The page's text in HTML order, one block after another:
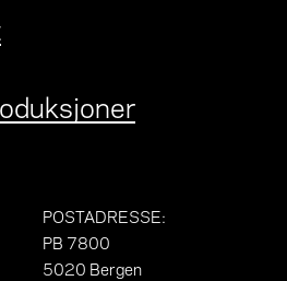
POSTADRESSE:
PB 7800
5020 Bergen